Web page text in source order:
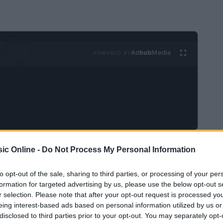
Online - Do Not Process My Personal Information
opt-out of the sale, sharing to third parties, or processing of your
for targeted advertising by us, please use the below opt-out
selection. Please note that after your opt-out request is processed
interest-based ads based on personal information utilized by us
to third parties prior to your opt-out. You may separately
AdhubMedia
tesoro di melodie e storie, un patrimonio
in generazione. Immagina di trovarti seduto
che si mescola al canto di una voce
di un passato ricco di emozioni e significati.
folk italiana mostra la sua essenza: vibrante